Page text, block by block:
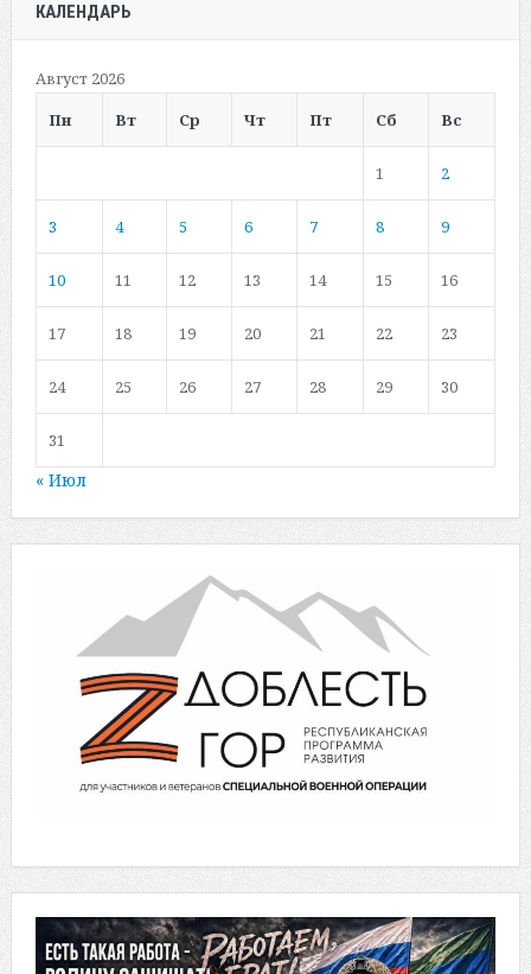
КАЛЕНДАРЬ
Август 2026
Пн
Вт Ср Чт Пт Сб Вс
1 2
3 4 5 6 7 8 9
10 11 12 13 14 15 16
17 18 19 20 21 22 23
24 25 26 27 28 29 30
31
« Июл